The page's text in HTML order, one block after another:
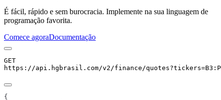
É fácil, rápido e sem burocracia. Implemente na sua linguagem de
programação favorita.
Comece agoraDocumentação
GET
https://api.hgbrasil.com/v2/finance/quotes?tickers=